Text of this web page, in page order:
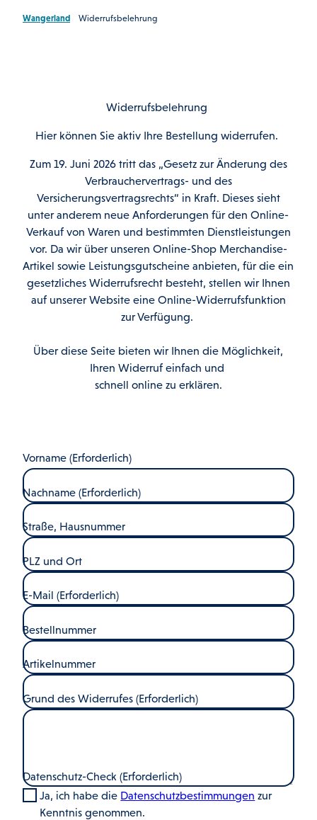
Wangerland Widerrufsbelehrung
Widerrufsbelehrung
Hier können Sie aktiv Ihre Bestellung widerrufen.
Zum 19. Juni 2026 tritt das „Gesetz zur Änderung des
Verbrauchervertrags- und des
Versicherungsvertragsrechts“ in Kraft. Dieses sieht
unter anderem neue Anforderungen für den Online-
Verkauf von Waren und bestimmten Dienstleistungen
vor. Da wir über unseren Online-Shop Merchandise-
Artikel sowie Leistungsgutscheine anbieten, für die ein
gesetzliches Widerrufsrecht besteht, stellen wir Ihnen
auf unserer Website eine Online-Widerrufsfunktion
zur Verfügung.
Über diese Seite bieten wir Ihnen die Möglichkeit,
Ihren Widerruf einfach und
schnell online zu erklären.
Vorname (Erforderlich)
Nachname (Erforderlich)
Straße, Hausnummer
PLZ und Ort
E-Mail (Erforderlich)
Bestellnummer
Artikelnummer
Grund des Widerrufes (Erforderlich)
Datenschutz-Check (Erforderlich)
Ja, ich habe die Datenschutzbestimmungen zur
Kenntnis genommen.